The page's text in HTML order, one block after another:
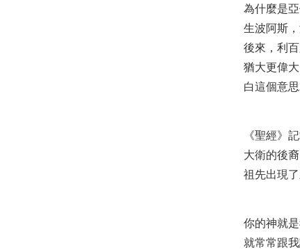
為什麼是
生波阿斯
後來，利
猶大更偉
白這個意思
《聖經》
大衛的後
祖先出現
你的神就
就常常跟